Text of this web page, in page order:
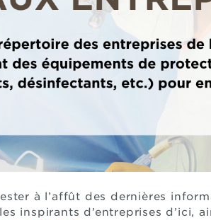
à l’affût des dernières
inspirants d’entreprises d’ici,